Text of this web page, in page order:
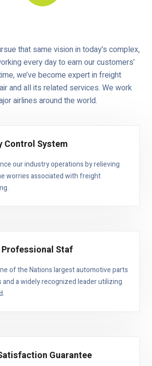
that same vision in today's complex,
every day to earn our customers’
we’ve become expert in freight
and all its related services. We work
airlines around the world.
Control System
our industry operations by relieving
worries associated with freight
Staf
of the Nations largest automotive parts
and a widely recognized leader utilizing
Guarantee